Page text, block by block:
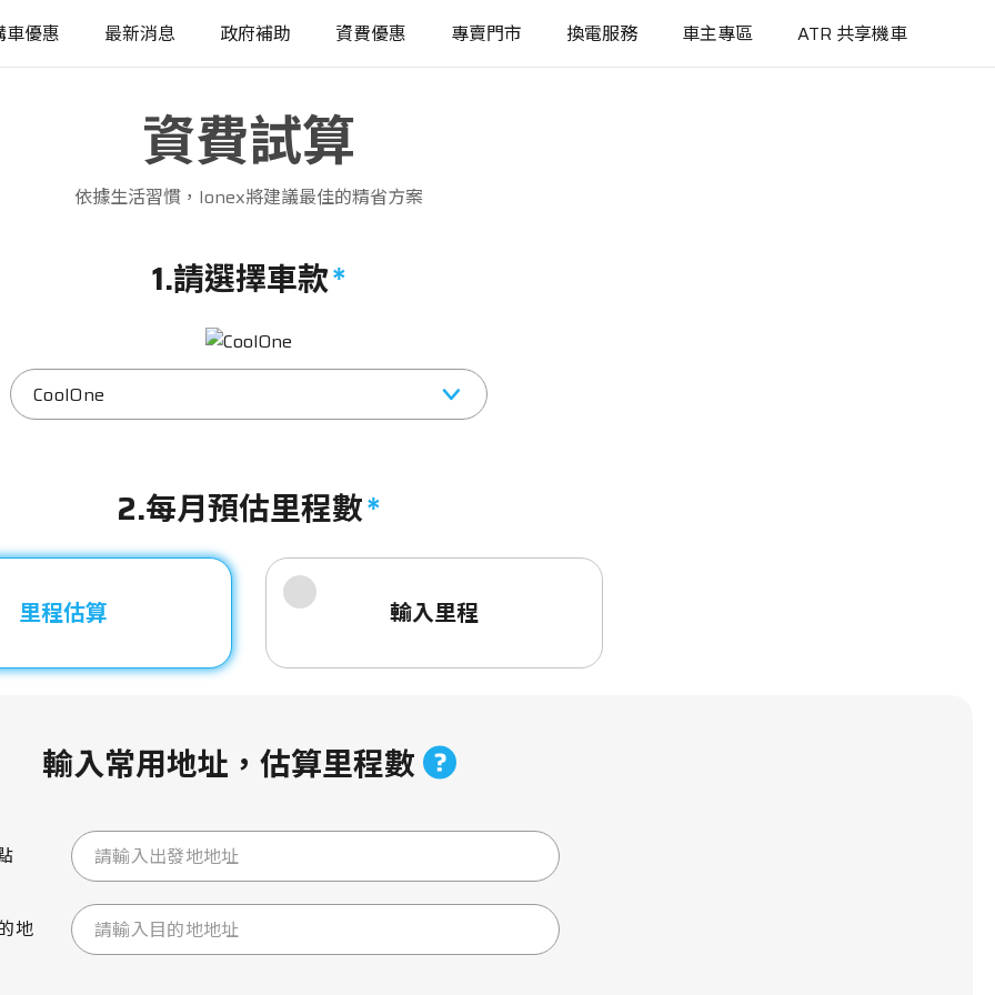
車優惠 最新消息 政府補助 資費優惠 專賣門市 換電服務 車主專區 ATR 共享機車
資費試算
依據生活習慣，Ionex將建議最佳的精省方案
1.請選擇車款
2.每月預估里程數
里程估算 輸入里程
輸入常用地址， 估算里程數
地